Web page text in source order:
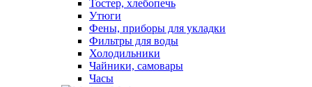
Тостер, хлебопечь
Утюги
Фены, приборы для укладки
Фильтры для воды
Холодильники
Чайники, самовары
Часы